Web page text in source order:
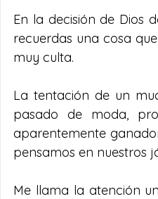
En la decisión de Dios
recuerdas una cosa
muy culta.
La tentación de un
pasado de moda,
aparentemente
pensamos en nuestros
Me llama la atención